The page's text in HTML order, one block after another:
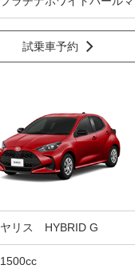
試乗車予約
ヤリス HYBRID G
1500cc